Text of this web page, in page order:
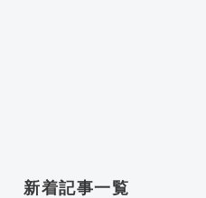
新着記事一覧